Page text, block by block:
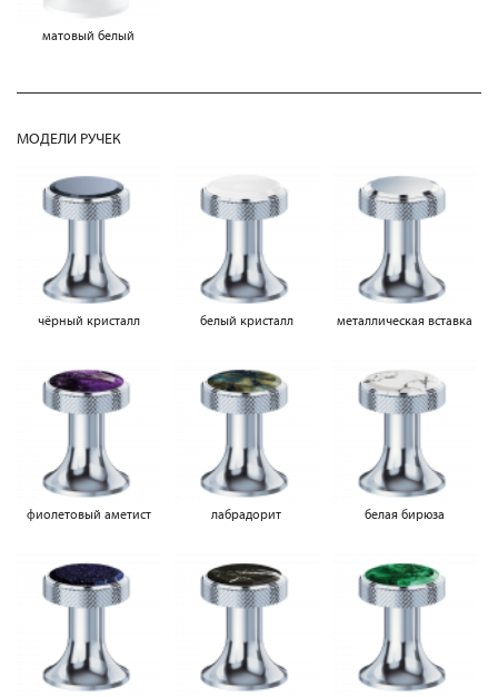
матовый белый
МОДЕЛИ РУЧЕК
чёрный кристалл белый кристалл металлическая вставка
фиолетовый аметист лабрадорит белая бирюза